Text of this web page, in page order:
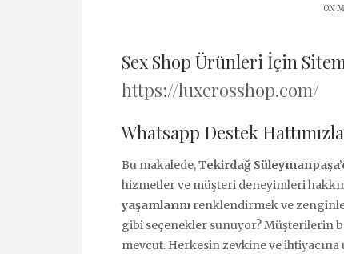
ON
Sex Shop Ürünleri İçin
https://luxerosshop.com/
Whatsapp Destek
Bu makalede,Tekirdağ
hizmetler ve müşteri deneyimleri
yaşamlarını renklendirmek ve
gibi seçenekler sunuyor? Müşterilerin
mevcut. Herkesin zevkine ve